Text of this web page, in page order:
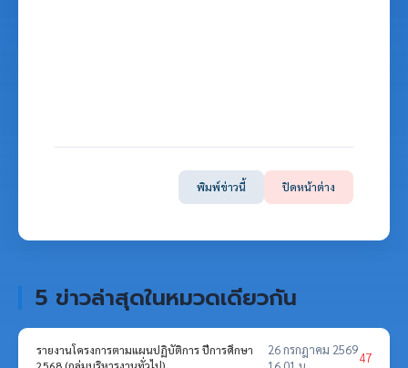
พิมพ์ข่าวนี้ ปิดหน้าต่าง
5 ข่าวล่าสุดในหมวดเดียวกัน
รายงานโครงการตามแผนปฏิบัติการ ปีการศึกษา
26 กรกฎาคม 2569
47